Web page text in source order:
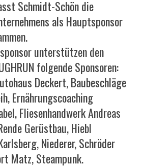
Schmidt-Schön die
als Hauptsponsor
unterstützen den
folgende Sponsoren:
Deckert, Baubeschläge
Ernährungscoaching
Fliesenhandwerk Andreas
Gerüstbau, Hiebl
Niederer, Schröder
Matz, Steampunk.